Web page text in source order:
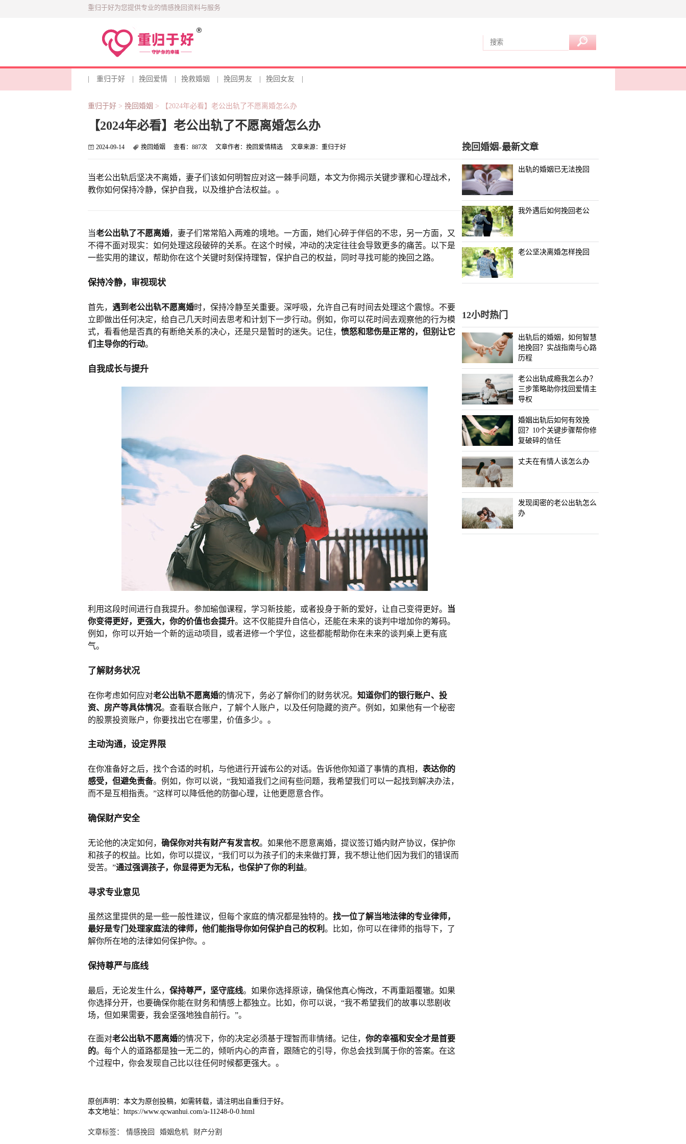
重归于好为您提供专业的情感挽回资料与服务
重归于好 挽回爱情 挽救婚姻 挽回男友 挽回女友
重归于好> 挽回婚姻 > 【2024年必看】老公出轨了不愿离婚怎么办
【2024年必看】老公出轨了不愿离婚怎么办
2024-09-14 挽回婚姻 查看： 887次 文章作者： 挽回爱情精选 文章来源： 重归于好
当老公出轨后坚决不离婚，妻子们该如何明智应对这一棘手问题，本文为你揭示关键步骤和心理战术，
教你如何保持冷静，保护自我，以及维护合法权益。。
当老公出轨了不愿离婚，妻子们常常陷入两难的境地。一方面，她们心碎于伴侣的不忠，另一方面，又
不得不面对现实：如何处理这段破碎的关系。在这个时候，冲动的决定往往会导致更多的痛苦。以下是
一些实用的建议，帮助你在这个关键时刻保持理智，保护自己的权益，同时寻找可能的挽回之路。
保持冷静，审视现状
首先， 遇到老公出轨不愿离婚时，保持冷静至关重要。深呼吸，允许自己有时间去处理这个震惊。不要
立即做出任何决定，给自己几天时间去思考和计划下一步行动。例如，你可以花时间去观察他的行为模
式，看看他是否真的有断绝关系的决心，还是只是暂时的迷失。记住， 愤怒和悲伤是正常的，但别让它
们主导你的行动。
自我成长与提升
利用这段时间进行自我提升。参加瑜伽课程，学习新技能，或者投身于新的爱好，让自己变得更好。
当
你变得更好，更强大，你的价值也会提升。这不仅能提升自信心，还能在未来的谈判中增加你的筹码。
例如，你可以开始一个新的运动项目，或者进修一个学位，这些都能帮助你在未来的谈判桌上更有底
气。
了解财务状况
在你考虑如何应对老公出轨不愿离婚的情况下，务必了解你们的财务状况。 知道你们的银行账户、投
资、房产等具体情况。查看联合账户，了解个人账户，以及任何隐藏的资产。例如，如果他有一个秘密
的股票投资账户，你要找出它在哪里，价值多少。。
主动沟通，设定界限
在你准备好之后，找个合适的时机，与他进行开诚布公的对话。告诉他你知道了事情的真相， 表达你的
感受，但避免责备。例如，你可以说，“我知道我们之间有些问题，我希望我们可以一起找到解决办法，
而不是互相指责。”这样可以降低他的防御心理，让他更愿意合作。
确保财产安全
无论他的决定如何， 确保你对共有财产有发言权。如果他不愿意离婚，提议签订婚内财产协议，保护你
和孩子的权益。比如，你可以提议，“我们可以为孩子们的未来做打算，我不想让他们因为我们的错误而
受苦。”通过强调孩子，你显得更为无私，也保护了你的利益。
寻求专业意见
虽然这里提供的是一些一般性建议，但每个家庭的情况都是独特的。 找一位了解当地法律的专业律师，
最好是专门处理家庭法的律师，他们能指导你如何保护自己的权利 。比如，你可以在律师的指导下，了
解你所在地的法律如何保护你。。
保持尊严与底线
最后，无论发生什么， 保持尊严，坚守底线。如果你选择原谅，确保他真心悔改，不再重蹈覆辙。如果
你选择分开，也要确保你能在财务和情感上都独立。比如，你可以说，“我不希望我们的故事以悲剧收
场，但如果需要，我会坚强地独自前行。”。
在面对老公出轨不愿离婚的情况下，你的决定必须基于理智而非情绪。记住， 你的幸福和安全才是首要
的。每个人的道路都是独一无二的，倾听内心的声音，跟随它的引导，你总会找到属于你的答案。在这
个过程中，你会发现自己比以往任何时候都更强大。。
原创声明：本文为原创投稿，如需转载，请注明出自重归于好。
本文地址：https://www.qcwanhui.com/a-11248-0-0.html
文章标签： 情感挽回 婚姻危机 财产分割
挽回婚姻-最新文章
出轨的婚姻已无法挽回
我外遇后如何挽回老公
老公坚决离婚怎样挽回
12小时热门
出轨后的婚姻，如何智慧
地挽回？实战指南与心路
历程
老公出轨成瘾我怎么办？
三步策略助你找回爱情主
导权
婚姻出轨后如何有效挽
回？10个关键步骤帮你修
复破碎的信任
丈夫在有情人该怎么办
发现闺密的老公出轨怎么
办